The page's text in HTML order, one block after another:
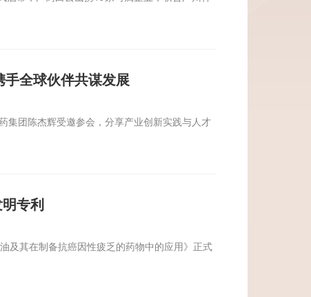
全球伙伴共谋发展
集团陈杰辉受邀参会，分享产业创新实践与人才
专利
其在制备抗癌因性疲乏的药物中的应用》正式